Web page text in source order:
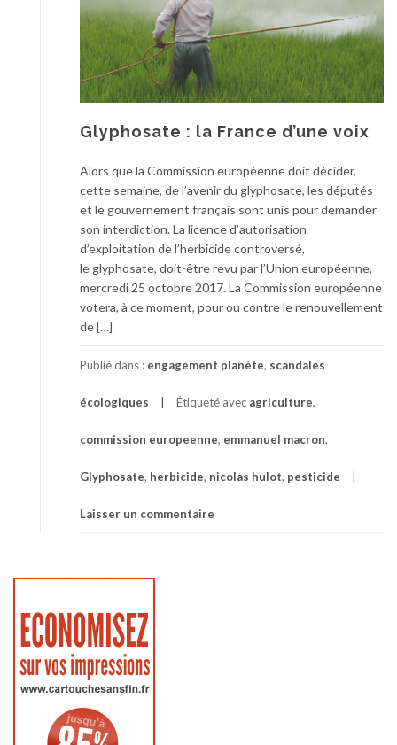
Glyphosate : la France d’une voix
Alors que la Commission européenne doit décider,
cette semaine, de l’avenir du glyphosate, les députés
et le gouvernement français sont unis pour demander
son interdiction. La licence d’autorisation
d’exploitation de l’herbicide controversé,
le glyphosate, doit-être revu par l’Union européenne,
mercredi 25 octobre 2017. La Commission européenne
votera, à ce moment, pour ou contre le renouvellement
de […]
Publié dans : engagement planète, scandales
écologiques Étiqueté avec agriculture,
commission europeenne, emmanuel macron,
Glyphosate, herbicide, nicolas hulot, pesticide
Laisser un commentaire